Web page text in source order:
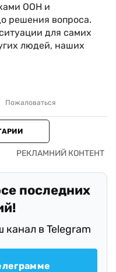
ООН и
решения вопроса.
для самих
людей, наших
Пожаловаться
последних
в Telegram